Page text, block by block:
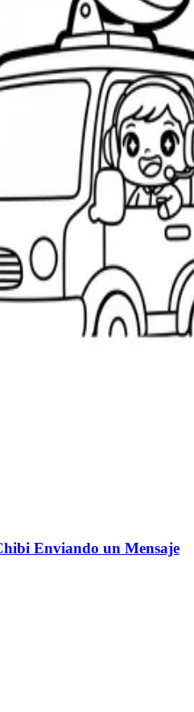
Enviando un Mensaje